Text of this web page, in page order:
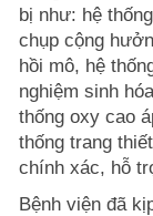
bị như: hệ
chụp cộng
hồi mô, hệ
nghiệm sinh
thống oxy cao
thống trang
chính xác, hỗ
Bệnh viện đã